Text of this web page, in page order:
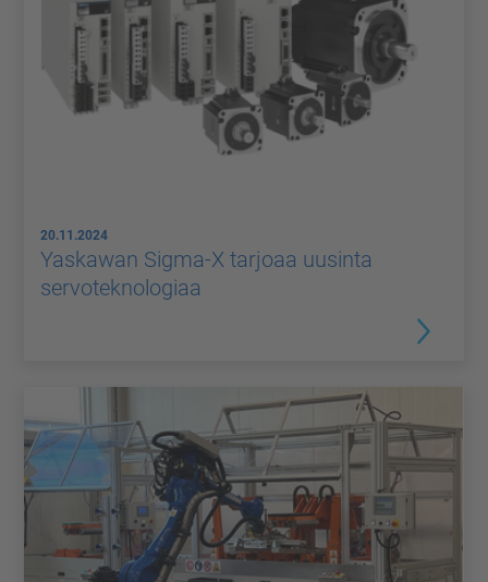
20.11.2024
Yaskawan Sigma-X tarjoaa uusinta
servoteknologiaa